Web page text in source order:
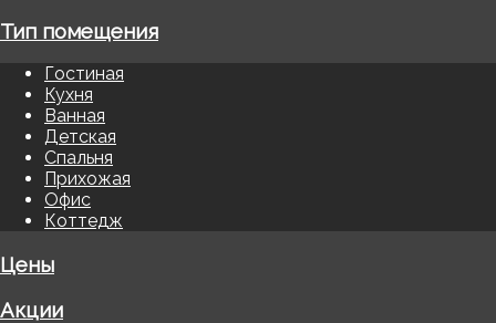
Тип помещения
Гостиная
Кухня
Ванная
Детская
Спальня
Прихожая
Офис
Коттедж
Цены
Акции